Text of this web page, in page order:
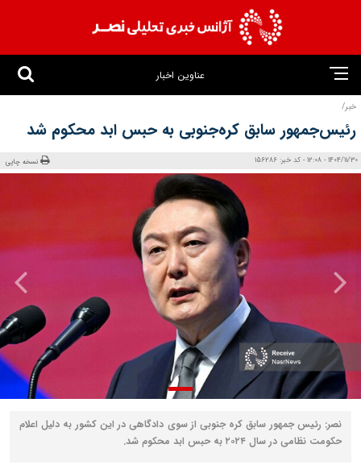
عناوین اخبار
خبر/
رئیس‌جمهور سابق کره‌جنوبی به حبس ابد محکوم شد
1404/11/30 - 12:08 - کد خبر: 156286 نسخه چاپی
نصر: رئیس جمهور سابق کره جنوبی از سوی دادگاهی در این کشور به دلیل اعلام
حکومت نظامی در سال ۲۰۲۴ به حبس ابد محکوم شد.